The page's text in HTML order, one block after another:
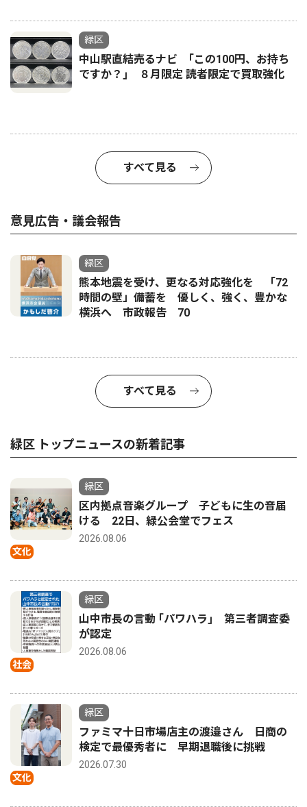
緑区
中山駅直結売るナビ ｢この100円、お持ち
ですか？｣ ８月限定 読者限定で買取強化
すべて見る
意見広告・議会報告
緑区
熊本地震を受け、更なる対応強化を 「72
時間の壁」備蓄を 優しく、強く、豊かな
横浜へ 市政報告 70
すべて見る
緑区 トップニュースの新着記事
文化
緑区
区内拠点音楽グループ 子どもに生の音届
ける 22日、緑公会堂でフェス
2026.08.06
社会
緑区
山中市長の言動 ｢パワハラ｣ 第三者調査委
が認定
2026.08.06
文化
緑区
ファミマ十日市場店主の渡邉さん 日商の
検定で最優秀者に 早期退職後に挑戦
2026.07.30